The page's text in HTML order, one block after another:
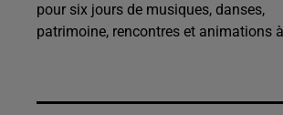
pour six jours de musiques, danses,
patrimoine, rencontres et animations